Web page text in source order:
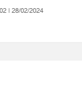
| 28/02/2024